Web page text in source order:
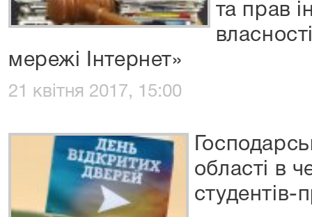
та прав
мережі Інтернет»
21 квітня 2017, 15:00
області в
студентів-